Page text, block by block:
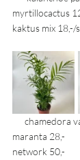
myrtillocactus
kaktus mix 18,-/
maranta 28,- 		               calathea
network 50,-